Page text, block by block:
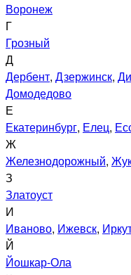
Воронеж
Г
Грозный
Д
Дербент, Дзержинск,
Домодедово
Е
Екатеринбург, Елец,
Ж
Железнодорожный,
З
Златоуст
И
Иваново, Ижевск,
Й
Йошкар-Ола